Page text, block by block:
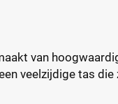
van
veelzijdige tas die